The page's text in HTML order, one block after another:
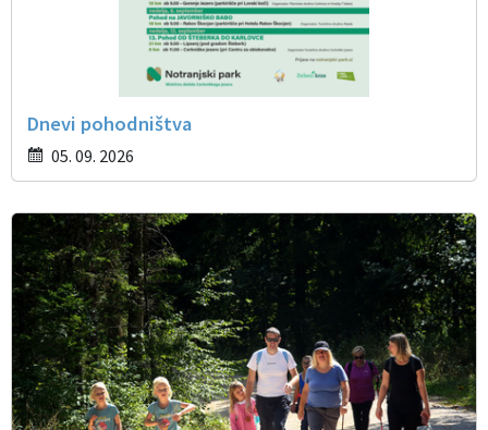
Dnevi pohodništva
05. 09. 2026